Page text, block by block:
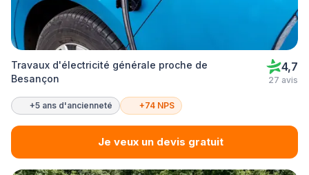
Travaux d'électricité générale proche de
Besançon
4,7
27 avis
+5 ans d'ancienneté +74 NPS
Je veux un devis gratuit